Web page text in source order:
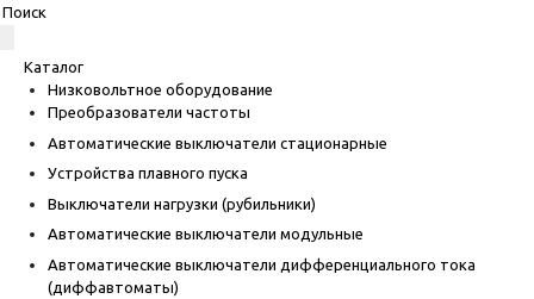
Каталог
Низковольтное оборудование
Преобразователи частоты
Автоматические выключатели стационарные
Устройства плавного пуска
Выключатели нагрузки (рубильники)
Автоматические выключатели модульные
Автоматические выключатели дифференциального тока
(диффавтоматы)